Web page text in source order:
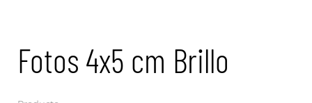
Fotos 4x5 cm Brillo